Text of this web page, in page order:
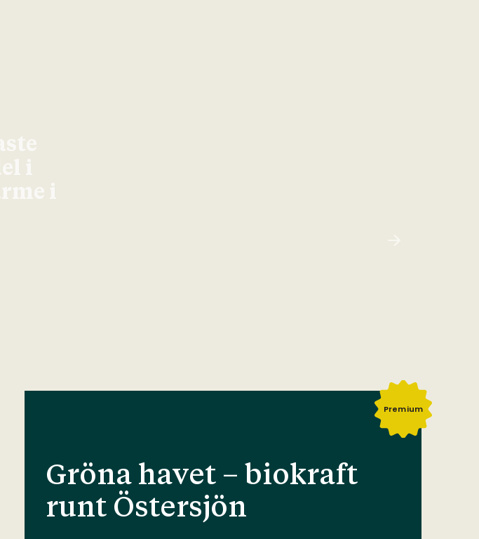
i
i
Premium
Gröna havet – biokraft
runt Östersjön